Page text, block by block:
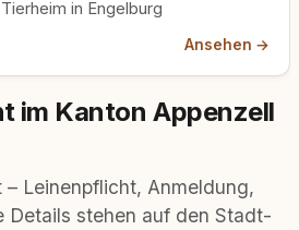
in Engelburg
Ansehen →
im Kanton Appenzell
Leinenpflicht, Anmeldung,
Details stehen auf den Stadt-